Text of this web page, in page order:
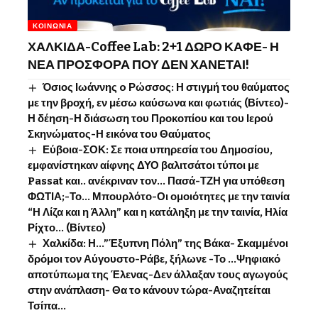
ΚΟΙΝΩΝΊΑ
ΧΑΛΚΙΔΑ-Coffee Lab: 2+1 ΔΩΡΟ ΚΑΦΕ- Η
ΝΕΑ ΠΡΟΣΦΟΡΑ ΠΟΥ ΔΕΝ ΧΑΝΕΤΑΙ!
Όσιος Ιωάννης o Ρώσσος: Η στιγμή του θαύματος
με την βροχή, εν μέσω καύσωνα και φωτιάς (Βίντεο)-
Η δέηση-Η διάσωση του Προκοπίου και του Ιερού
Σκηνώματος-Η εικόνα του Θαύματος
Εύβοια-ΣΟΚ: Σε ποια υπηρεσία του Δημοσίου,
εμφανίστηκαν αίφνης ΔΥΟ βαλιτσάτοι τύποι με
Passat και.. ανέκριναν τον… Πασά-ΤΖΗ για υπόθεση
ΦΩΤΙΑ;-Το… Μπουρλότο-Οι ομοιότητες με την ταινία
“Η Λίζα και η Άλλη” και η κατάληξη με την ταινία, Ηλία
Ρίχτο… (Βίντεο)
Χαλκίδα: Η…”Έξυπνη Πόλη” της Βάκα- Σκαμμένοι
δρόμοι τον Αύγουστο-Ράβε, ξήλωνε -Το …Ψηφιακό
αποτύπωμα της Έλενας-Δεν άλλαξαν τους αγωγούς
στην ανάπλαση- Θα το κάνουν τώρα-Αναζητείται
Τσίπα…